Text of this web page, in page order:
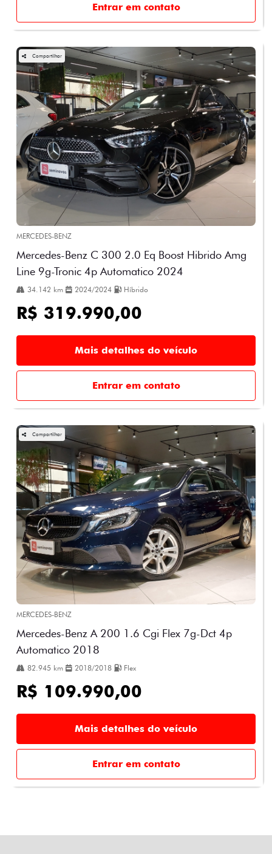
Entrar em contato
Compartilhar
MERCEDES-BENZ
Mercedes-Benz C 300 2.0 Eq Boost Hibrido Amg
Line 9g-Tronic 4p Automatico 2024
34.142 km 2024/2024 Híbrido
R$ 319.990,00
Mais detalhes do veículo
Entrar em contato
Compartilhar
MERCEDES-BENZ
Mercedes-Benz A 200 1.6 Cgi Flex 7g-Dct 4p
Automatico 2018
82.945 km 2018/2018 Flex
R$ 109.990,00
Mais detalhes do veículo
Entrar em contato